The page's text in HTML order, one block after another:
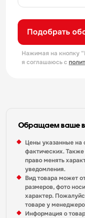
Подобрать
Нажимая на кнопку
я соглашаюсь с
Обращаем ваше
Цены указанные на
фактических. Также
право менять
уведомления.
Вид товара может
размеров, фото
характер.
товаре у
Информация о